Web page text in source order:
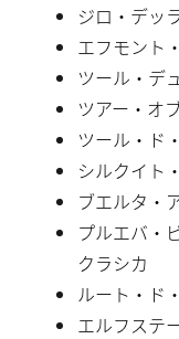
ジロ・デッ
エフモント
ツール・デ
ツアー・オ
ツール・ド
シルクイト
ブエルタ・
プルエバ・
クラシカ
ルート・ド
エルフステ